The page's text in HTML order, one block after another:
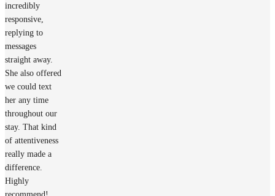
incredibly
responsive,
replying to
messages
straight away.
She also offered
we could text
her any time
throughout our
stay. That kind
of attentiveness
really made a
difference.
Highly